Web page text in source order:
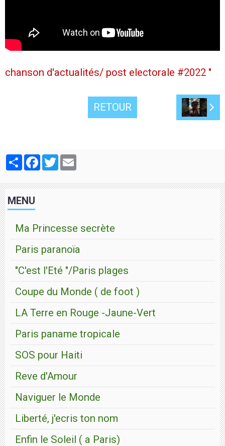
chanson d'actualités/ post electorale #2022 "
RETOUR
PartagerFacebook
Twitter
MENU
Ma Princesse secrète
Paris paranoïa
"C'est l'Eté "/Paris plages
Coupe du Monde ( de foot )
LA Terre en Rouge -Jaune-Vert
Paris paname tropicale
SOS pour Haiti
Reve d'Amour
Naviguer le Monde
Liberté, j'ecris ton nom
Enfin le Soleil ( a Paris)